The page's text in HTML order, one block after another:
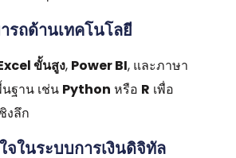
รถด้านเทคโนโลยี
ขั้นสูง, Power BI, และภาษา
ฐาน เช่น Python หรือ R เพื่อ
งลึก
จในระบบการเงินดิจิทัล